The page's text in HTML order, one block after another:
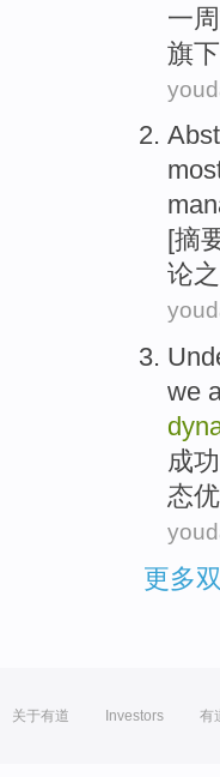
一
旗
[摘
论
we
成功
态
更多
关于有道 Investors 有